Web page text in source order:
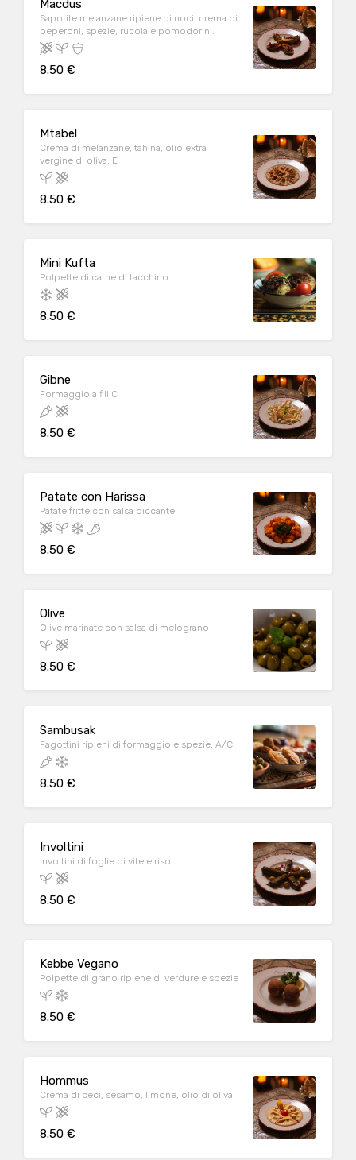
Macdus
Saporite melanzane ripiene di noci, crema di
peperoni, spezie, rucola e pomodorini.
8.50 €
Mtabel
Crema di melanzane, tahina, olio extra
vergine di oliva. E
8.50 €
Mini Kufta
Polpette di carne di tacchino
8.50 €
Gibne
Formaggio a fili C
8.50 €
Patate con Harissa
Patate fritte con salsa piccante
8.50 €
Olive
Olive marinate con salsa di melograno
8.50 €
Sambusak
Fagottini ripieni di formaggio e spezie. A/C
8.50 €
Involtini
Involtini di foglie di vite e riso
8.50 €
Kebbe Vegano
Polpette di grano ripiene di verdure e spezie
8.50 €
Hommus
Crema di ceci, sesamo, limone, olio di oliva.
8.50 €